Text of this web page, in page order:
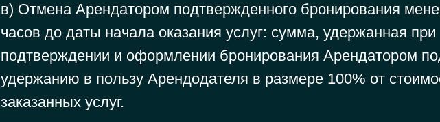
в) Отмена Арендатором подтвержденного бронирования
часов до даты начала оказания услуг: сумма, удержанная при
подтверждении и оформлении бронирования Арендатором
удержанию в пользу Арендодателя в размере 100% от
заказанных услуг.